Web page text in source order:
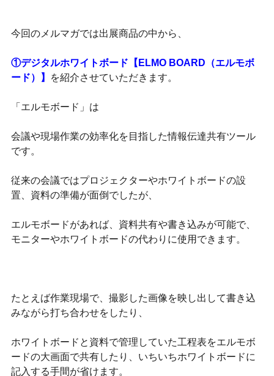
今回のメルマガでは出展商品の中から、
①デジタルホワイトボード【ELMO BOARD（エルモボ
ード）】
を紹介させていただきます。
「エルモボード」は
会議や現場作業の効率化を目指した情報伝達共有ツール
です。
従来の会議ではプロジェクターやホワイトボードの設
置、資料の準備が面倒でしたが、
エルモボードがあれば、資料共有や書き込みが可能で、
モニターやホワイトボードの代わりに使用できます。
たとえば作業現場で、撮影した画像を映し出して書き込
みながら打ち合わせをしたり、
ホワイトボードと資料で管理していた工程表をエルモボ
ードの大画面で共有したり、いちいちホワイトボードに
記入する手間が省けます。